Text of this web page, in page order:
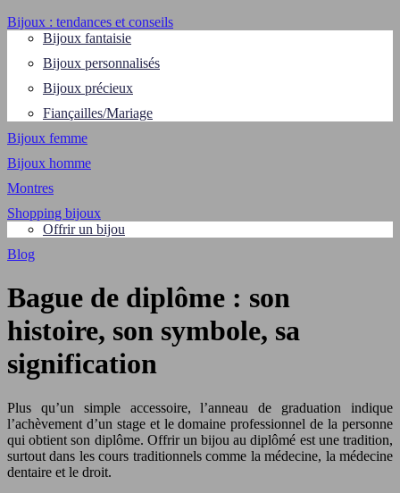
Bijoux : tendances et conseils
Bijoux fantaisie
Bijoux personnalisés
Bijoux précieux
Fiançailles/Mariage
Bijoux femme
Bijoux homme
Montres
Shopping bijoux
Offrir un bijou
Blog
Bague de diplôme : son
histoire, son symbole, sa
signification
Plus qu’un simple accessoire, l’anneau de graduation indique
l’achèvement d’un stage et le domaine professionnel de la personne
qui obtient son diplôme. Offrir un bijou au diplômé est une tradition,
surtout dans les cours traditionnels comme la médecine, la médecine
dentaire et le droit.